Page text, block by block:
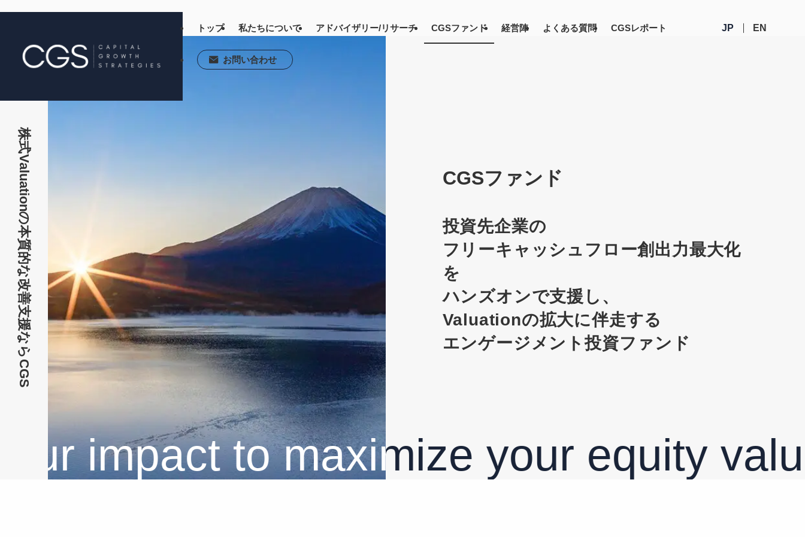
トップ 私たちについて アドバイザリー/リサーチ CGSファンド 経営陣 よくある質問 CGSレポート
お問い合わせ
EN
JP
CGSファンド
投資先企業の
フリーキャッシュフロー創出力最大化
を
ハンズオンで支援し、
Valuationの拡大に伴走する
エンゲージメント投資ファンド